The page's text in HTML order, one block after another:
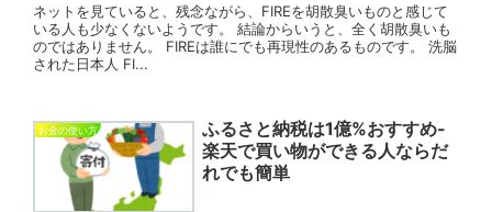
ネットを見ていると、残念ながら、FIREを胡散臭いものと感じて
いる人も少なくないようです。 結論からいうと、全く胡散臭いも
のではありません。 FIREは誰にでも再現性のあるものです。 洗脳
された日本人 FI...
お金の使い方
ふるさと納税は1億%おすすめ-
楽天で買い物ができる人ならだ
れでも簡単